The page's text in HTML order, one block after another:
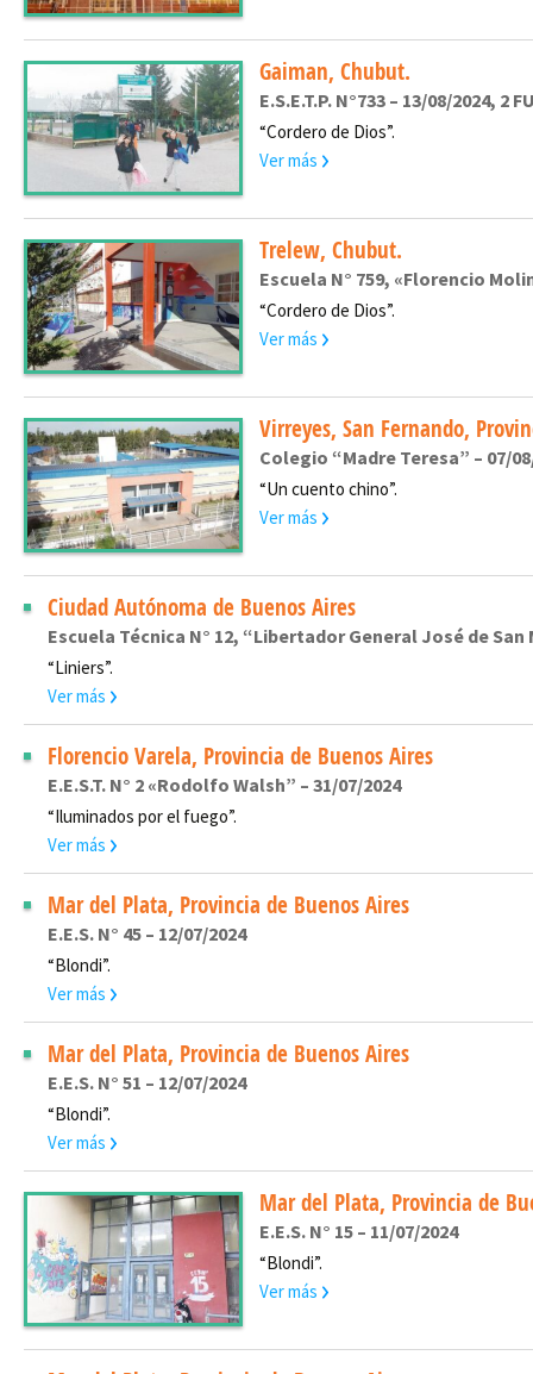
Gaiman, Chubut.
E.S.E.T.P. N°733 – 13/08/2024, 2
“Cordero de Dios”.
Ver más
Trelew, Chubut.
Escuela N° 759, «Florencio
“Cordero de Dios”.
Ver más
Virreyes, San Fernando,
Colegio “Madre Teresa” – 07/
“Un cuento chino”.
Ver más
Ciudad Autónoma de Buenos Aires
Escuela Técnica N° 12, “Libertador General José de San
“Liniers”.
Ver más
Florencio Varela, Provincia de Buenos Aires
E.E.S.T. N° 2 «Rodolfo Walsh” – 31/07/2024
“Iluminados por el fuego”.
Ver más
Mar del Plata, Provincia de Buenos Aires
E.E.S. N° 45 – 12/07/2024
“Blondi”.
Ver más
Mar del Plata, Provincia de Buenos Aires
E.E.S. N° 51 – 12/07/2024
“Blondi”.
Ver más
Mar del Plata, Provincia de
E.E.S. N° 15 – 11/07/2024
“Blondi”.
Ver más